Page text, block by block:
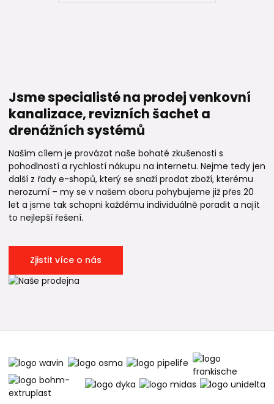
Jsme specialisté na prodej venkovní
kanalizace, revizních šachet a
drenážních systémů
Naším cílem je provázat naše bohaté zkušenosti s
pohodlností a rychlostí nákupu na internetu. Nejme tedy jen
další z řady e-shopů, který se snaží prodat zboží, kterému
nerozumí – my se v našem oboru pohybujeme již přes 20
let a jsme tak schopni každému individuálně poradit a najít
to nejlepší řešení.
Zjistit více o nás